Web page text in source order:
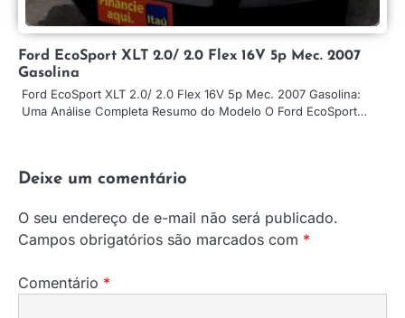
Ford EcoSport XLT 2.0/ 2.0 Flex 16V 5p Mec. 2007
Gasolina
Ford EcoSport XLT 2.0/ 2.0 Flex 16V 5p Mec. 2007 Gasolina:
Uma Análise Completa Resumo do Modelo O Ford EcoSport…
Deixe um comentário
O seu endereço de e-mail não será publicado.
Campos obrigatórios são marcados com *
Comentário *